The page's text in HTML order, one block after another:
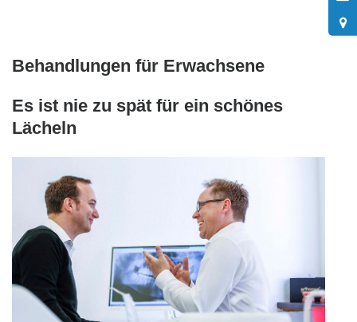
Behandlungen für Erwachsene
Es ist nie zu spät für ein schönes
Lächeln